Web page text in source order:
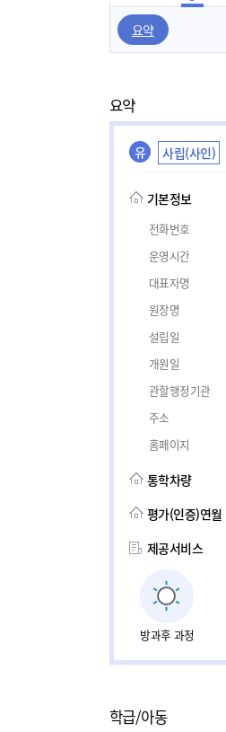
요약
요약
유 사립(사인)
기본정보
전화번호
운영시간
대표자명
원장명
설립일
개원일
관할행정기관
주소
홈페이지
통학차량
평가(인증)연월
제공서비스
방과후 과정
학급/아동